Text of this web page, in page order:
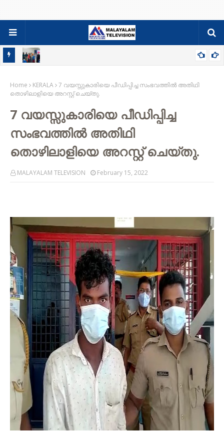
മാഗസിൻ പ്രകാശനം
Home KERALA 7 വയസ്സുകാരിയെ പീഡിപ്പിച്ച സംഭവത്തില്‍ അതിഥി
തൊഴിലാളിയെ അറസ്റ്റ് ചെയ്തു.
7 വയസ്സുകാരിയെ പീഡിപ്പിച്ച
സംഭവത്തില്‍ അതിഥി
തൊഴിലാളിയെ അറസ്റ്റ് ചെയ്തു.
MALAYALAM TELEVISION February 15, 2022